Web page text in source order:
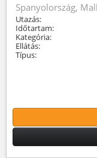
Spanyolország,
Utazás:
Időtartam:
Kategória:
Ellátás:
Típus: